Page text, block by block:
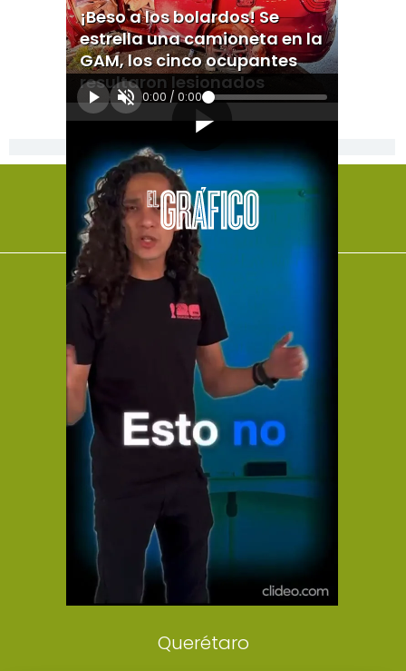
¡Beso a los bolardos! Se
estrella una camioneta en la
GAM, los cinco ocupantes
resultaron lesionados
0:00 / 0:00
[Publicidad]
El Universal
Vive USA
Clase
De 10 sports
DeDinero
Confabulario
Aviso Oportuno
Consultas
Querétaro